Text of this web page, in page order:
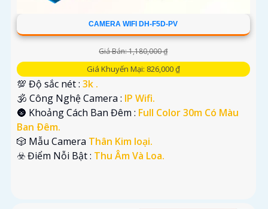
CAMERA WIFI DH-F5D-PV
Giá Bán: 1,180,000 ₫
Giá Khuyến Mại: 826,000 ₫
💯 Độ sắc nét : 3k .
🕉️ Công Nghệ Camera : IP Wifi.
🌚 Khoảng Cách Ban Đêm : Full Color 30m Có Màu
Ban Ðêm.
🎲 Mẫu Camera Thân Kim loại.
️☣️ Điểm Nỗi Bật : Thu Âm Và Loa.